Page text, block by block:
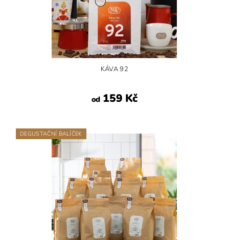
KÁVA 92
od159 Kč
DEGUSTAČNÍ BALÍČEK